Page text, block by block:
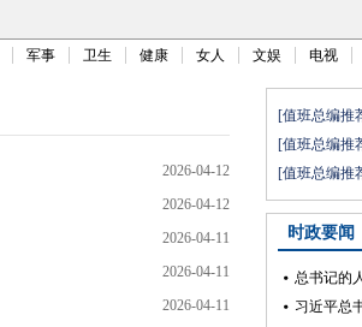
军事 卫生 健康 女人 文娱 电视
2026-04-12
2026-04-12
2026-04-11
2026-04-11
2026-04-11